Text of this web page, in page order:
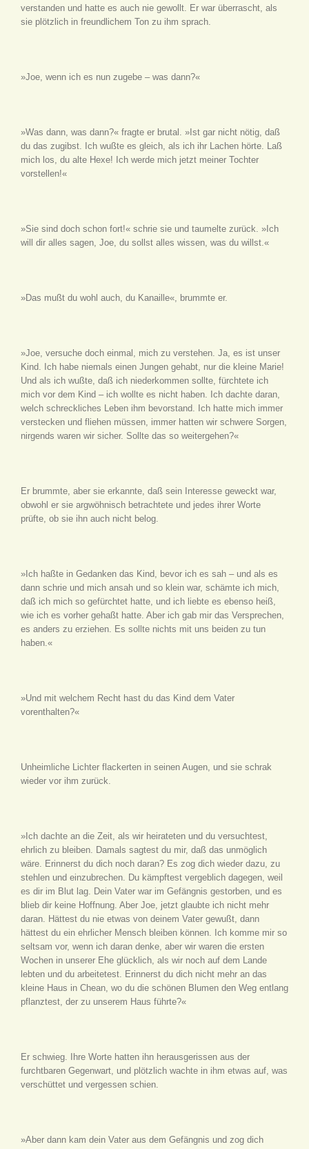
verstanden und hatte es auch nie gewollt. Er war überrascht, als
sie plötzlich in freundlichem Ton zu ihm sprach.
»Joe, wenn ich es nun zugebe – was dann?«
»Was dann, was dann?« fragte er brutal. »Ist gar nicht nötig, daß
du das zugibst. Ich wußte es gleich, als ich ihr Lachen hörte. Laß
mich los, du alte Hexe! Ich werde mich jetzt meiner Tochter
vorstellen!«
»Sie sind doch schon fort!« schrie sie und taumelte zurück. »Ich
will dir alles sagen, Joe, du sollst alles wissen, was du willst.«
»Das mußt du wohl auch, du Kanaille«, brummte er.
»Joe, versuche doch einmal, mich zu verstehen. Ja, es ist unser
Kind. Ich habe niemals einen Jungen gehabt, nur die kleine Marie!
Und als ich wußte, daß ich niederkommen sollte, fürchtete ich
mich vor dem Kind – ich wollte es nicht haben. Ich dachte daran,
welch schreckliches Leben ihm bevorstand. Ich hatte mich immer
verstecken und fliehen müssen, immer hatten wir schwere Sorgen,
nirgends waren wir sicher. Sollte das so weitergehen?«
Er brummte, aber sie erkannte, daß sein Interesse geweckt war,
obwohl er sie argwöhnisch betrachtete und jedes ihrer Worte
prüfte, ob sie ihn auch nicht belog.
»Ich haßte in Gedanken das Kind, bevor ich es sah – und als es
dann schrie und mich ansah und so klein war, schämte ich mich,
daß ich mich so gefürchtet hatte, und ich liebte es ebenso heiß,
wie ich es vorher gehaßt hatte. Aber ich gab mir das Versprechen,
es anders zu erziehen. Es sollte nichts mit uns beiden zu tun
haben.«
»Und mit welchem Recht hast du das Kind dem Vater
vorenthalten?«
Unheimliche Lichter flackerten in seinen Augen, und sie schrak
wieder vor ihm zurück.
»Ich dachte an die Zeit, als wir heirateten und du versuchtest,
ehrlich zu bleiben. Damals sagtest du mir, daß das unmöglich
wäre. Erinnerst du dich noch daran? Es zog dich wieder dazu, zu
stehlen und einzubrechen. Du kämpftest vergeblich dagegen, weil
es dir im Blut lag. Dein Vater war im Gefängnis gestorben, und es
blieb dir keine Hoffnung. Aber Joe, jetzt glaubte ich nicht mehr
daran. Hättest du nie etwas von deinem Vater gewußt, dann
hättest du ein ehrlicher Mensch bleiben können. Ich komme mir so
seltsam vor, wenn ich daran denke, aber wir waren die ersten
Wochen in unserer Ehe glücklich, als wir noch auf dem Lande
lebten und du arbeitetest. Erinnerst du dich nicht mehr an das
kleine Haus in Chean, wo du die schönen Blumen den Weg entlang
pflanztest, der zu unserem Haus führte?«
Er schwieg. Ihre Worte hatten ihn herausgerissen aus der
furchtbaren Gegenwart, und plötzlich wachte in ihm etwas auf, was
verschüttet und vergessen schien.
»Aber dann kam dein Vater aus dem Gefängnis und zog dich